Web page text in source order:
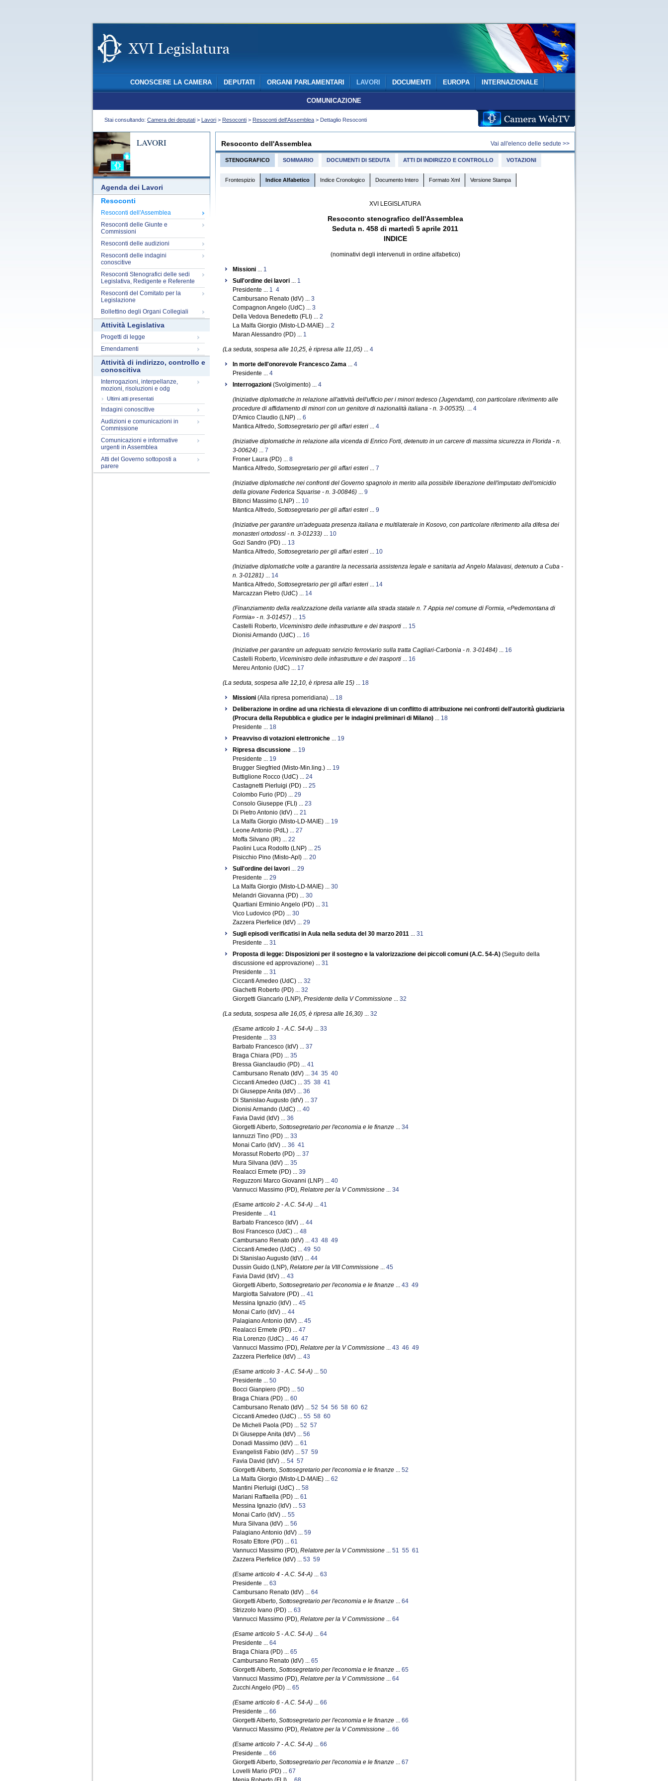
CONOSCERE LA CAMERA DEPUTATI ORGANI PARLAMENTARI LAVORI DOCUMENTI EUROPA INTERNAZIONALE
COMUNICAZIONE
Stai consultando: Camera dei deputati > Lavori > Resoconti > Resoconti dell'Assemblea > Dettaglio Resoconti
LAVORI
Agenda dei Lavori
Resoconti
Resoconti dell'Assemblea
Resoconti delle Giunte e
Commissioni
Resoconti delle audizioni
Resoconti delle indagini
conoscitive
Resoconti Stenografici delle sedi
Legislativa, Redigente e Referente
Resoconti del Comitato per la
Legislazione
Bollettino degli Organi Collegiali
Attività Legislativa
Progetti di legge
Emendamenti
Attività di indirizzo, controllo e
conoscitiva
Interrogazioni, interpellanze,
mozioni, risoluzioni e odg
Ultimi atti presentati
Indagini conoscitive
Audizioni e comunicazioni in
Commissione
Comunicazioni e informative
urgenti in Assemblea
Atti del Governo sottoposti a
parere
Resoconto dell'Assemblea Vai all'elenco delle sedute >>
STENOGRAFICO SOMMARIO DOCUMENTI DI SEDUTA ATTI DI INDIRIZZO E CONTROLLO VOTAZIONI
Frontespizio Indice Alfabetico Indice Cronologico Documento Intero Formato Xml Versione Stampa
XVI LEGISLATURA
Resoconto stenografico dell'Assemblea
Seduta n. 458 di martedì 5 aprile 2011
INDICE
(nominativi degli intervenuti in ordine alfabetico)
Missioni ... 1
Sull'ordine dei lavori ... 1
Presidente ... 1 4
Cambursano Renato (IdV) ... 3
Compagnon Angelo (UdC) ... 3
Della Vedova Benedetto (FLI) ... 2
La Malfa Giorgio (Misto-LD-MAIE) ... 2
Maran Alessandro (PD) ... 1
(La seduta, sospesa alle 10,25, è ripresa alle 11,05) ... 4
In morte dell'onorevole Francesco Zama ... 4
Presidente ... 4
Interrogazioni (Svolgimento) ... 4
(Iniziative diplomatiche in relazione all'attività dell'ufficio per i minori tedesco (Jugendamt), con particolare riferimento alle
procedure di affidamento di minori con un genitore di nazionalità italiana - n. 3-00535). ... 4
D'Amico Claudio (LNP) ... 6
Mantica Alfredo, Sottosegretario per gli affari esteri ... 4
(Iniziative diplomatiche in relazione alla vicenda di Enrico Forti, detenuto in un carcere di massima sicurezza in Florida - n.
3-00624) ... 7
Froner Laura (PD) ... 8
Mantica Alfredo, Sottosegretario per gli affari esteri ... 7
(Iniziative diplomatiche nei confronti del Governo spagnolo in merito alla possibile liberazione dell'imputato dell'omicidio
della giovane Federica Squarise - n. 3-00846) ... 9
Bitonci Massimo (LNP) ... 10
Mantica Alfredo, Sottosegretario per gli affari esteri ... 9
(Iniziative per garantire un'adeguata presenza italiana e multilaterale in Kosovo, con particolare riferimento alla difesa dei
monasteri ortodossi - n. 3-01233) ... 10
Gozi Sandro (PD) ... 13
Mantica Alfredo, Sottosegretario per gli affari esteri ... 10
(Iniziative diplomatiche volte a garantire la necessaria assistenza legale e sanitaria ad Angelo Malavasi, detenuto a Cuba -
n. 3-01281) ... 14
Mantica Alfredo, Sottosegretario per gli affari esteri ... 14
Marcazzan Pietro (UdC) ... 14
(Finanziamento della realizzazione della variante alla strada statale n. 7 Appia nel comune di Formia, «Pedemontana di
Formia» - n. 3-01457) ... 15
Castelli Roberto, Viceministro delle infrastrutture e dei trasporti ... 15
Dionisi Armando (UdC) ... 16
(Iniziative per garantire un adeguato servizio ferroviario sulla tratta Cagliari-Carbonia - n. 3-01484) ... 16
Castelli Roberto, Viceministro delle infrastrutture e dei trasporti ... 16
Mereu Antonio (UdC) ... 17
(La seduta, sospesa alle 12,10, è ripresa alle 15) ... 18
Missioni (Alla ripresa pomeridiana) ... 18
Deliberazione in ordine ad una richiesta di elevazione di un conflitto di attribuzione nei confronti dell'autorità giudiziaria
(Procura della Repubblica e giudice per le indagini preliminari di Milano) ... 18
Presidente ... 18
Preavviso di votazioni elettroniche ... 19
Ripresa discussione ... 19
Presidente ... 19
Brugger Siegfried (Misto-Min.ling.) ... 19
Buttiglione Rocco (UdC) ... 24
Castagnetti Pierluigi (PD) ... 25
Colombo Furio (PD) ... 29
Consolo Giuseppe (FLI) ... 23
Di Pietro Antonio (IdV) ... 21
La Malfa Giorgio (Misto-LD-MAIE) ... 19
Leone Antonio (PdL) ... 27
Moffa Silvano (IR) ... 22
Paolini Luca Rodolfo (LNP) ... 25
Pisicchio Pino (Misto-ApI) ... 20
Sull'ordine dei lavori ... 29
Presidente ... 29
La Malfa Giorgio (Misto-LD-MAIE) ... 30
Melandri Giovanna (PD) ... 30
Quartiani Erminio Angelo (PD) ... 31
Vico Ludovico (PD) ... 30
Zazzera Pierfelice (IdV) ... 29
Sugli episodi verificatisi in Aula nella seduta del 30 marzo 2011 ... 31
Presidente ... 31
Proposta di legge: Disposizioni per il sostegno e la valorizzazione dei piccoli comuni (A.C. 54-A) (Seguito della
discussione ed approvazione) ... 31
Presidente ... 31
Ciccanti Amedeo (UdC) ... 32
Giachetti Roberto (PD) ... 32
Giorgetti Giancarlo (LNP), Presidente della V Commissione ... 32
(La seduta, sospesa alle 16,05, è ripresa alle 16,30) ... 32
(Esame articolo 1 - A.C. 54-A) ... 33
Presidente ... 33
Barbato Francesco (IdV) ... 37
Braga Chiara (PD) ... 35
Bressa Gianclaudio (PD) ... 41
Cambursano Renato (IdV) ... 34 35 40
Ciccanti Amedeo (UdC) ... 35 38 41
Di Giuseppe Anita (IdV) ... 36
Di Stanislao Augusto (IdV) ... 37
Dionisi Armando (UdC) ... 40
Favia David (IdV) ... 36
Giorgetti Alberto, Sottosegretario per l'economia e le finanze ... 34
Iannuzzi Tino (PD) ... 33
Monai Carlo (IdV) ... 36 41
Morassut Roberto (PD) ... 37
Mura Silvana (IdV) ... 35
Realacci Ermete (PD) ... 39
Reguzzoni Marco Giovanni (LNP) ... 40
Vannucci Massimo (PD), Relatore per la V Commissione ... 34
(Esame articolo 2 - A.C. 54-A) ... 41
Presidente ... 41
Barbato Francesco (IdV) ... 44
Bosi Francesco (UdC) ... 48
Cambursano Renato (IdV) ... 43 48 49
Ciccanti Amedeo (UdC) ... 49 50
Di Stanislao Augusto (IdV) ... 44
Dussin Guido (LNP), Relatore per la VIII Commissione ... 45
Favia David (IdV) ... 43
Giorgetti Alberto, Sottosegretario per l'economia e le finanze ... 43 49
Margiotta Salvatore (PD) ... 41
Messina Ignazio (IdV) ... 45
Monai Carlo (IdV) ... 44
Palagiano Antonio (IdV) ... 45
Realacci Ermete (PD) ... 47
Ria Lorenzo (UdC) ... 46 47
Vannucci Massimo (PD), Relatore per la V Commissione ... 43 46 49
Zazzera Pierfelice (IdV) ... 43
(Esame articolo 3 - A.C. 54-A) ... 50
Presidente ... 50
Bocci Gianpiero (PD) ... 50
Braga Chiara (PD) ... 60
Cambursano Renato (IdV) ... 52 54 56 58 60 62
Ciccanti Amedeo (UdC) ... 55 58 60
De Micheli Paola (PD) ... 52 57
Di Giuseppe Anita (IdV) ... 56
Donadi Massimo (IdV) ... 61
Evangelisti Fabio (IdV) ... 57 59
Favia David (IdV) ... 54 57
Giorgetti Alberto, Sottosegretario per l'economia e le finanze ... 52
La Malfa Giorgio (Misto-LD-MAIE) ... 62
Mantini Pierluigi (UdC) ... 58
Mariani Raffaella (PD) ... 61
Messina Ignazio (IdV) ... 53
Monai Carlo (IdV) ... 55
Mura Silvana (IdV) ... 56
Palagiano Antonio (IdV) ... 59
Rosato Ettore (PD) ... 61
Vannucci Massimo (PD), Relatore per la V Commissione ... 51 55 61
Zazzera Pierfelice (IdV) ... 53 59
(Esame articolo 4 - A.C. 54-A) ... 63
Presidente ... 63
Cambursano Renato (IdV) ... 64
Giorgetti Alberto, Sottosegretario per l'economia e le finanze ... 64
Strizzolo Ivano (PD) ... 63
Vannucci Massimo (PD), Relatore per la V Commissione ... 64
(Esame articolo 5 - A.C. 54-A) ... 64
Presidente ... 64
Braga Chiara (PD) ... 65
Cambursano Renato (IdV) ... 65
Giorgetti Alberto, Sottosegretario per l'economia e le finanze ... 65
Vannucci Massimo (PD), Relatore per la V Commissione ... 64
Zucchi Angelo (PD) ... 65
(Esame articolo 6 - A.C. 54-A) ... 66
Presidente ... 66
Giorgetti Alberto, Sottosegretario per l'economia e le finanze ... 66
Vannucci Massimo (PD), Relatore per la V Commissione ... 66
(Esame articolo 7 - A.C. 54-A) ... 66
Presidente ... 66
Giorgetti Alberto, Sottosegretario per l'economia e le finanze ... 67
Lovelli Mario (PD) ... 67